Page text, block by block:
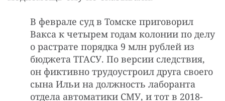
В феврале суд в Томске приговорил
Вакса к четырем годам колонии по делу
о растрате порядка 9 млн рублей из
бюджета ТГАСУ. По версии следствия,
он фиктивно трудоустроил друга своего
сына Ильи на должность лаборанта
отдела автоматики СМУ, и тот в 2018-